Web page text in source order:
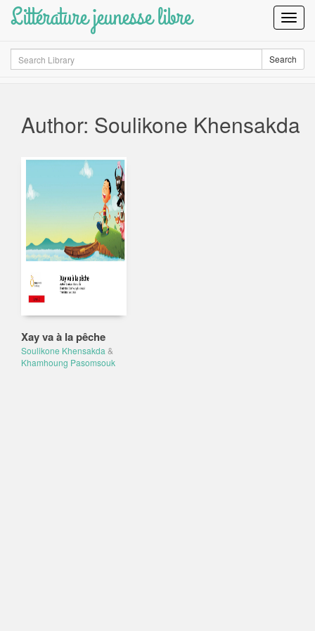
Littérature jeunesse libre
Search Search
Author: Soulikone Khensakda
Xay va à la pêche
Soulikone Khensakda &
Khamhoung Pasomsouk